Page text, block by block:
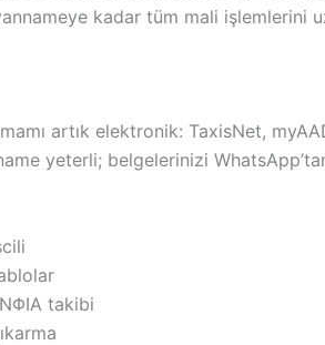
kadar tüm mali
artık elektronik: TaxisNet,
yeterli; belgelerinizi
takibi